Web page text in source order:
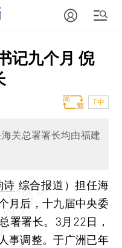
记九个月 倪
T中
关总署署长均由福建
诗 综合报道）担任海
月后，十九届中央委
署署长。3月22日，
事调整。于广洲已年